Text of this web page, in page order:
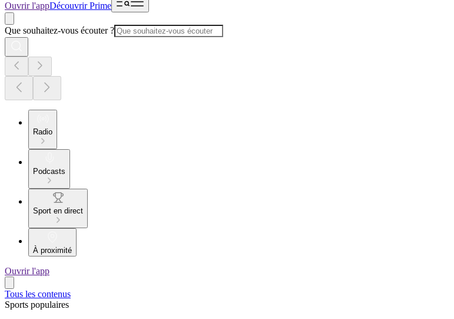
Ouvrir l'appDécouvrir Prime
Que souhaitez-vous écouter ?
Radio
Podcasts
Sport en direct
À proximité
Ouvrir l'app
Tous les contenus
Sports populaires